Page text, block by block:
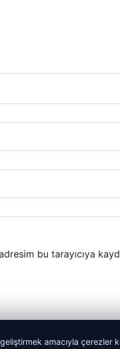
bu tarayıcıya
amacıyla çerezler